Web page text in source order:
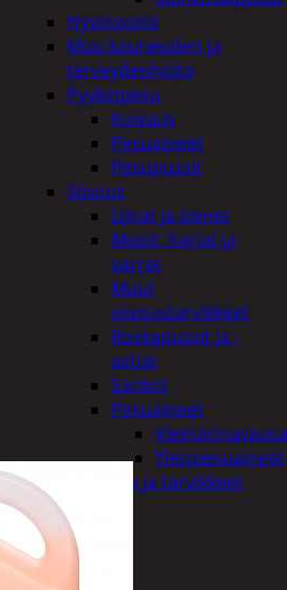
Hyvinvointi
Muu kauneuden ja
terveydenhoito
Pyykinpesu
Kuivaus
Pesuaineet
Pesupussit
Siivous
Liinat ja sienet
Mopit, harjat ja
varret
Muut
siivoustarvikkeet
Roskapussit ja -
astiat
Sankot
Pesuaineet
Yleispesuaineet
Eläintenruoka ja tarvikkeet
Kissat
Koirat